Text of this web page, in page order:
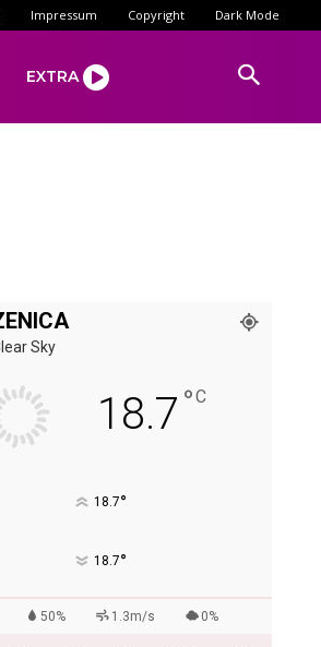
Impressum Copyright Dark Mode
EXTRA
Sky
18.7 °C
18.7°
18.7°
50% 1.3m/s 0%